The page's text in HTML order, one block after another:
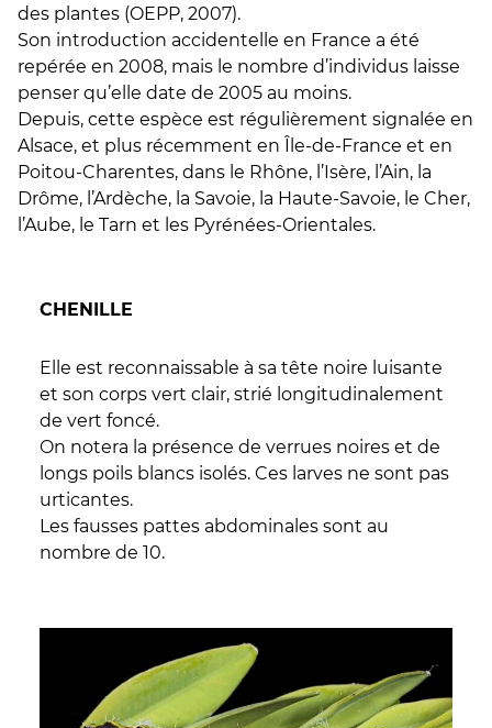
des plantes (OEPP, 2007).
Son introduction accidentelle en France a été
repérée en 2008, mais le nombre d’individus laisse
penser qu’elle date de 2005 au moins.
Depuis, cette espèce est régulièrement signalée en
Alsace, et plus récemment en Île-de-France et en
Poitou-Charentes, dans le Rhône, l’Isère, l’Ain, la
Drôme, l’Ardèche, la Savoie, la Haute-Savoie, le Cher,
l’Aube, le Tarn et les Pyrénées-Orientales.
CHENILLE
Elle est reconnaissable à sa tête noire luisante
et son corps vert clair, strié longitudinalement
de vert foncé.
On notera la présence de verrues noires et de
longs poils blancs isolés. Ces larves ne sont pas
urticantes.
Les fausses pattes abdominales sont au
nombre de 10.